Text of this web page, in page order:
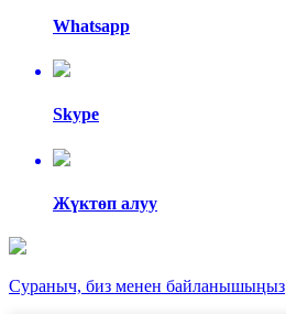
Whatsapp
Skype
Жүктөп алуу
Сураныч, биз менен байланышыңыз